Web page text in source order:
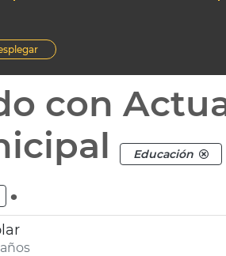
con
Educación
.